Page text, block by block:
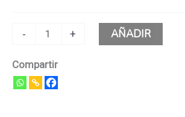
- + AÑADIR
Compartir